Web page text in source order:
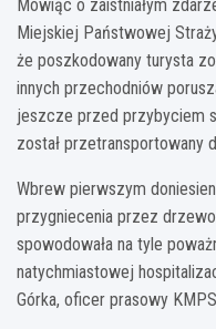
Mówiąc o zaistniałym
Miejskiej Państwowej
że poszkodowany turysta
innych przechodniów
jeszcze przed przybyciem
został przetransportowany
Wbrew pierwszym
przygniecenia przez
spowodowała na tyle
natychmiastowej
Górka, oficer prasowy